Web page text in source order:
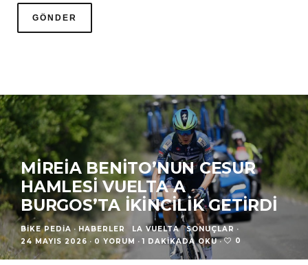
MIREIA BENITO’NUN CESUR
HAMLESI VUELTA A
BURGOS’TA İKINCILIK GETIRDI
BIKE PEDIA · HABERLER LA VUELTA SONUÇLAR ·
24 MAYIS 2026 · 0 YORUM · 1 DAKIKADA OKU · 0